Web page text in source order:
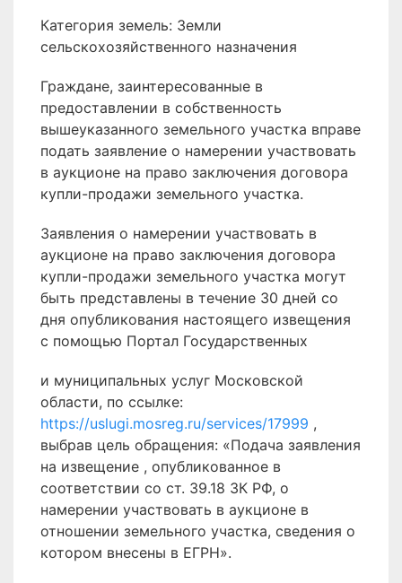
Категория земель: Земли
сельскохозяйственного назначения
Граждане, заинтересованные в
предоставлении в собственность
вышеуказанного земельного участка вправе
подать заявление о намерении участвовать
в аукционе на право заключения договора
купли-продажи земельного участка.
Заявления о намерении участвовать в
аукционе на право заключения договора
купли-продажи земельного участка могут
быть представлены в течение 30 дней со
дня опубликования настоящего извещения
с помощью Портал Государственных
и муниципальных услуг Московской
области, по ссылке:
https://uslugi.mosreg.ru/services/17999 ,
выбрав цель обращения: «Подача заявления
на извещение , опубликованное в
соответствии со ст. 39.18 ЗК РФ, о
намерении участвовать в аукционе в
отношении земельного участка, сведения о
котором внесены в ЕГРН».